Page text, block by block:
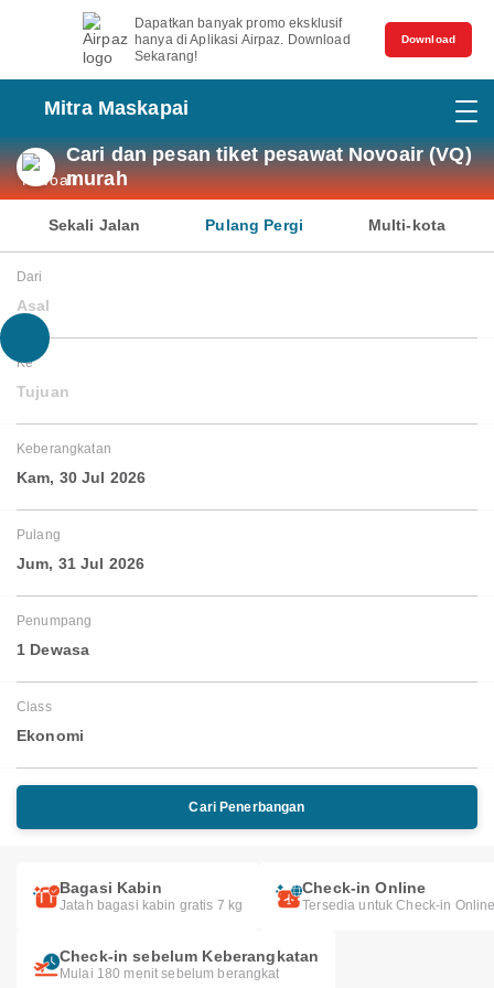
Dapatkan banyak promo eksklusif
hanya di Aplikasi Airpaz. Download
Sekarang!
Download
Mitra Maskapai
Cari dan pesan tiket pesawat Novoair (VQ)
murah
Sekali Jalan Pulang Pergi Multi-kota
Dari
Asal
Ke
Tujuan
Keberangkatan
Kam, 30 Jul 2026
Pulang
Jum, 31 Jul 2026
Penumpang
1 Dewasa
Class
Ekonomi
Cari Penerbangan
Bagasi Kabin
Jatah bagasi kabin gratis 7 kg
Check-in Online
Tersedia untuk Check-in
Check-in sebelum Keberangkatan
Mulai 180 menit sebelum berangkat